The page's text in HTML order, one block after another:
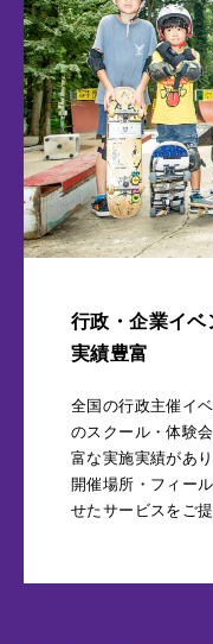
行政・企業イベ
実績豊富
全国の行政主催イ
のスクール・体験
富な実施実績があり
開催場所・フィー
せたサービスをご提